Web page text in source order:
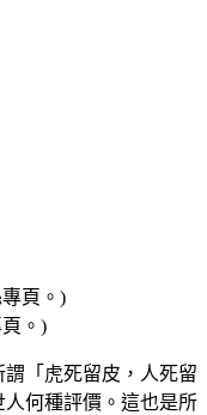
。)
「虎死留皮，人死留
何種評價。這也是所